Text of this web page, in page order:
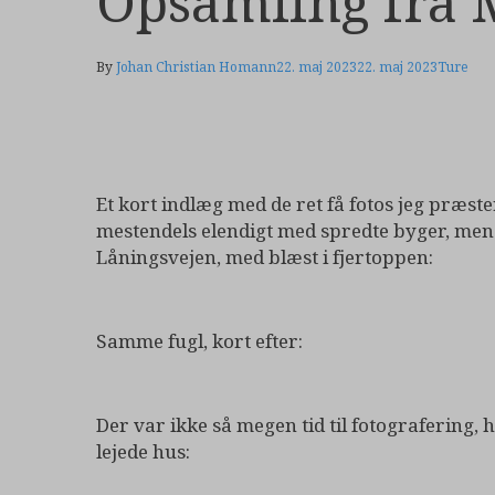
ByJohan Christian Homann22. maj 202322. maj 2023Ture
Et kort indlæg med de ret få fotos jeg
mestendels elendigt med spredte byger,
Låningsvejen, med blæst i fjertoppen:
Samme fugl, kort efter:
Der var ikke så megen tid til fotografering,
lejede hus: